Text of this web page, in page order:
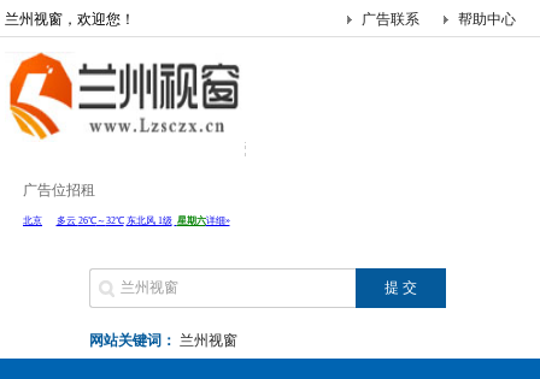
兰州视窗，欢迎您！ 帮助中心
广告联系
广告位招租
网站关键词： 兰州视窗